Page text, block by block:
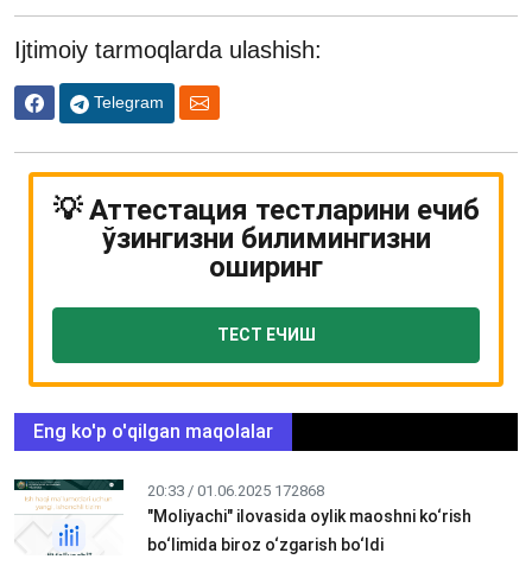
Ijtimoiy tarmoqlarda ulashish:
Telegram
💡 Аттестация тестларини ечиб
ўзингизни билимингизни
оширинг
ТЕСТ ЕЧИШ
Eng ko'p o'qilgan maqolalar
20:33 / 01.06.2025 172868
"Moliyachi" ilovasida oylik maoshni ko‘rish
bo‘limida biroz o‘zgarish bo‘ldi